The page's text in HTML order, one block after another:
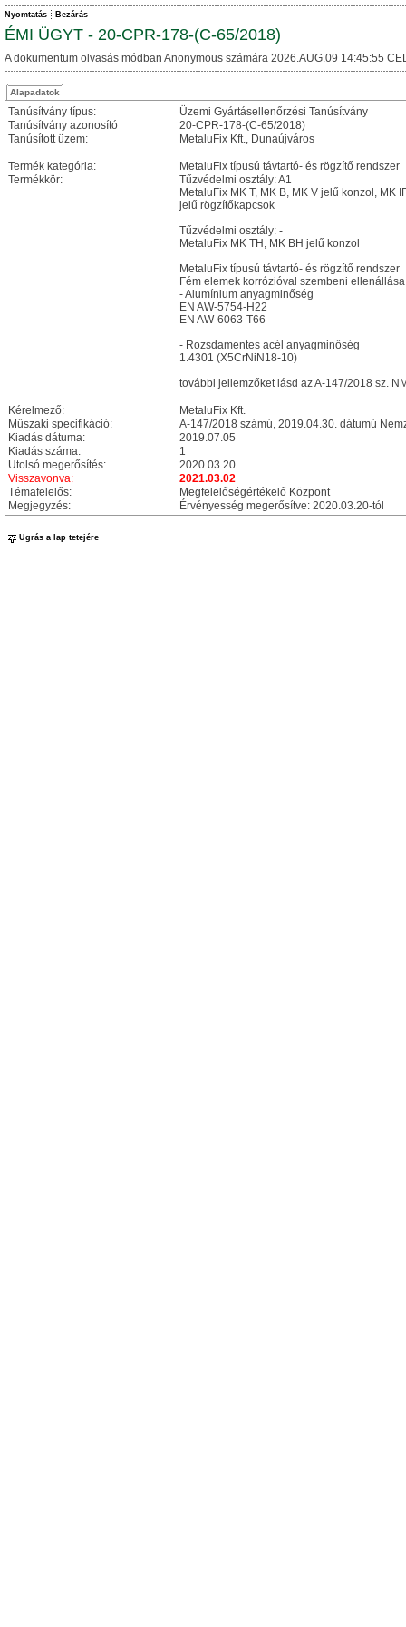
Nyomtatás Bezárás
ÉMI ÜGYT - 20-CPR-178-(C-65/2018)
A dokumentum olvasás módban Anonymous számára 2026.AUG.09 14:45:55
Alapadatok
Tanúsítvány típus:
Üzemi Gyártásellenőrzési Tanúsítvány
Tanúsítvány azonosító
20-CPR-178-(C-65/2018)
Tanúsított üzem:
MetaluFix Kft., Dunaújváros
Termék kategória:
MetaluFix típusú távtartó- és rögzítő rendszer
Termékkör:
Tűzvédelmi osztály: A1
MetaluFix MK T, MK B, MK V jelű konzol, MK
jelű rögzítőkapcsok
Tűzvédelmi osztály: -
MetaluFix MK TH, MK BH jelű konzol
MetaluFix típusú távtartó- és rögzítő rendszer
Fém elemek korrózióval szembeni ellenállása
- Alumínium anyagminőség
EN AW-5754-H22
EN AW-6063-T66
- Rozsdamentes acél anyagminőség
1.4301 (X5CrNiN18-10)
további jellemzőket lásd az A-147/2018 sz.
Kérelmező:
MetaluFix Kft.
Műszaki specifikáció:
A-147/2018 számú, 2019.04.30. dátumú
Kiadás dátuma:
2019.07.05
Kiadás száma:
1
Utolsó megerősítés:
2020.03.20
Visszavonva:
2021.03.02
Témafelelős:
Megfelelőségértékelő Központ
Megjegyzés:
Érvényesség megerősítve: 2020.03.20-tól
Ugrás a lap tetejére